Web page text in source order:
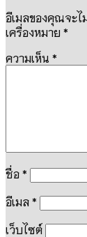
อีเมลของคุณจะไ
เครื่องหมาย *
ความเห็น *
ชื่อ*
อีเมล*
เว็บไซต์